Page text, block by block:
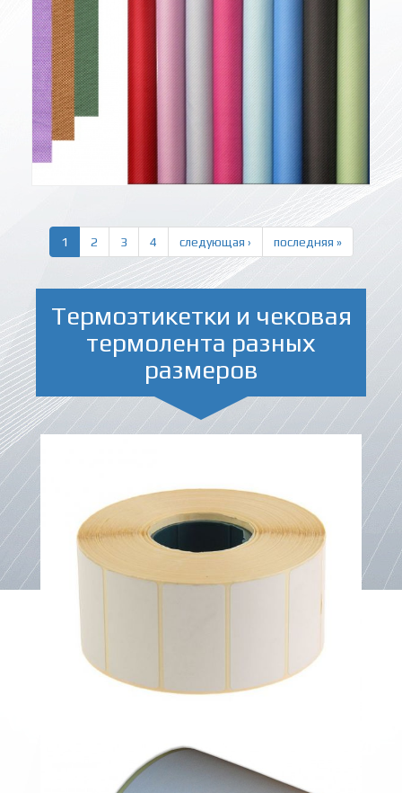
1 2 3 4 следующая › последняя »
Термоэтикетки и чековая
термолента разных
размеров